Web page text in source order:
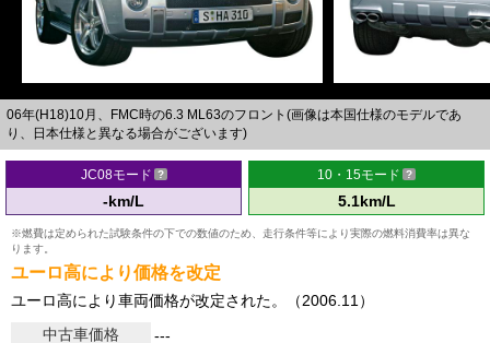
06年(H18)10月、FMC時の6.3 ML63のフロント(画像は本国仕様のモデルであ
り、日本仕様と異なる場合がございます)
JC08モード
-km/L
10・15モード
5.1km/L
※燃費は定められた試験条件の下での数値のため、走行条件等により実際の燃料消費率は異な
ります。
ユーロ高により価格を改定
ユーロ高により車両価格が改定された。（2006.11）
中古車価格
---